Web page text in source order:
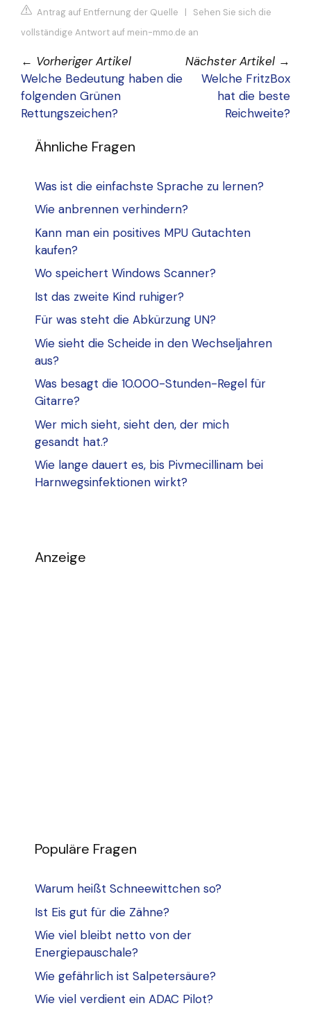
Antrag auf Entfernung der Quelle | Sehen Sie sich die
vollständige Antwort auf mein-mmo.de an
← Vorheriger Artikel
Welche Bedeutung haben die
folgenden Grünen
Rettungszeichen?
Nächster Artikel →
Welche FritzBox
hat die beste
Reichweite?
Ähnliche Fragen
Was ist die einfachste Sprache zu lernen?
Wie anbrennen verhindern?
Kann man ein positives MPU Gutachten
kaufen?
Wo speichert Windows Scanner?
Ist das zweite Kind ruhiger?
Für was steht die Abkürzung UN?
Wie sieht die Scheide in den Wechseljahren
aus?
Was besagt die 10.000-Stunden-Regel für
Gitarre?
Wer mich sieht, sieht den, der mich
gesandt hat.?
Wie lange dauert es, bis Pivmecillinam bei
Harnwegsinfektionen wirkt?
Anzeige
Populäre Fragen
Warum heißt Schneewittchen so?
Ist Eis gut für die Zähne?
Wie viel bleibt netto von der
Energiepauschale?
Wie gefährlich ist Salpetersäure?
Wie viel verdient ein ADAC Pilot?